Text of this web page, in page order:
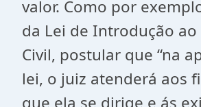
valor. Como por
da Lei de Introdução ao
Civil, postular que “na
lei, o juiz atenderá aos
que ela se dirige e ás